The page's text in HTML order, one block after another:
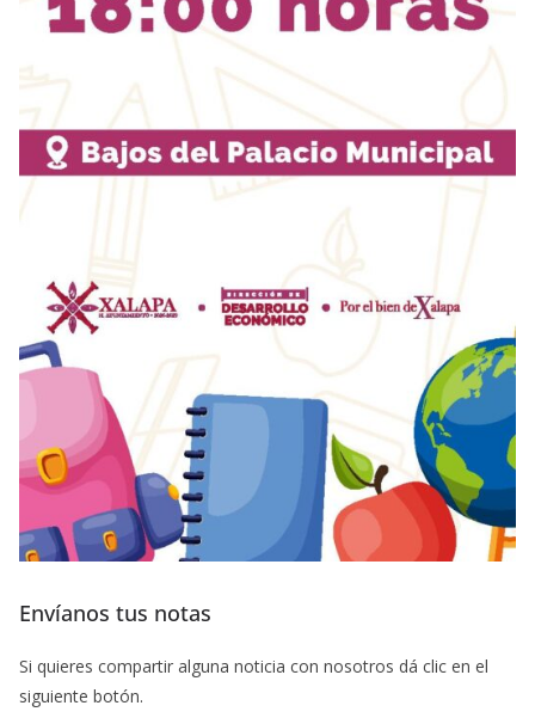
Envíanos tus notas
Si quieres compartir alguna noticia con nosotros dá clic en el
siguiente botón.